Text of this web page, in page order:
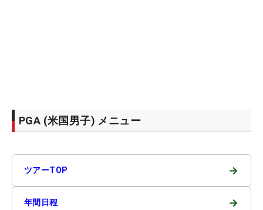
PGA (米国男子) メニュー
ツアーTOP →
年間日程 →